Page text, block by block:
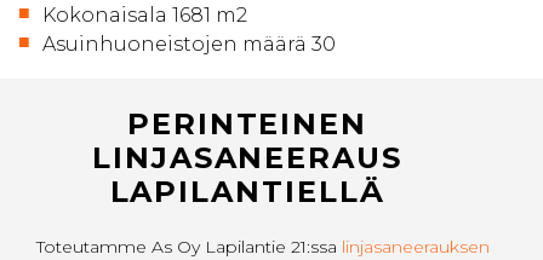
Kokonaisala 1681 m2
Asuinhuoneistojen määrä 30
PERINTEINEN
LINJASANEERAUS
LAPILANTIELLÄ
Toteutamme As Oy Lapilantie 21:ssa linjasaneerauksen